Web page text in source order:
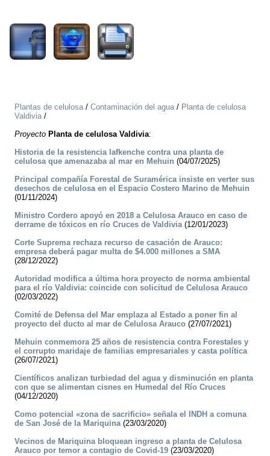
Plantas de celulosa/ Contaminación del agua/ Planta de celulosa
Valdivia/
Proyecto Planta de celulosa Valdivia:
Historia de la resistencia lafkenche contra una planta de
celulosa que amenazaba al mar en Mehuin (04/07/2025)
Principal compañía Forestal de Suramérica insiste en verter sus
desechos de celulosa en el Espacio Costero Marino de Mehuin
(01/11/2024)
Ministro Cordero apoyó en 2018 a Celulosa Arauco en caso de
derrame de tóxicos en río Cruces de Valdivia(12/01/2023)
Corte Suprema rechaza recurso de casación de Arauco:
empresa deberá pagar multa de $4.000 millones a SMA
(28/12/2022)
Autoridad modifica a última hora proyecto de norma ambiental
para el río Valdivia: coincide con solicitud de Celulosa Arauco
(02/03/2022)
Comité de Defensa del Mar emplaza al Estado a poner fin al
proyecto del ducto al mar de Celulosa Arauco (27/07/2021)
Mehuin conmemora 25 años de resistencia contra Forestales y
el corrupto maridaje de familias empresariales y casta política
(26/07/2021)
Científicos analizan turbiedad del agua y disminución en planta
con que se alimentan cisnes en Humedal del Río Cruces
(04/12/2020)
Como potencial «zona de sacrificio» señala el INDH a comuna
de San José de la Mariquina(23/03/2020)
Vecinos de Mariquina bloquean ingreso a planta de Celulosa
Arauco por temor a contagio de Covid-19 (23/03/2020)